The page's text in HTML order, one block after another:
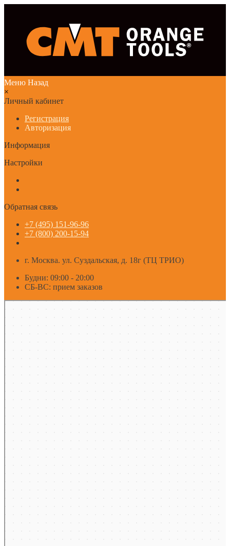
Меню Назад
×
Личный кабинет
Регистрация
Авторизация
Информация
Настройки
Обратная связь
+7 (495) 151-96-96
+7 (800) 200-15-94
г. Москва. ул. Суздальская, д. 18г (ТЦ ТРИО)
Будни: 09:00 - 20:00
СБ-ВС: прием заказов